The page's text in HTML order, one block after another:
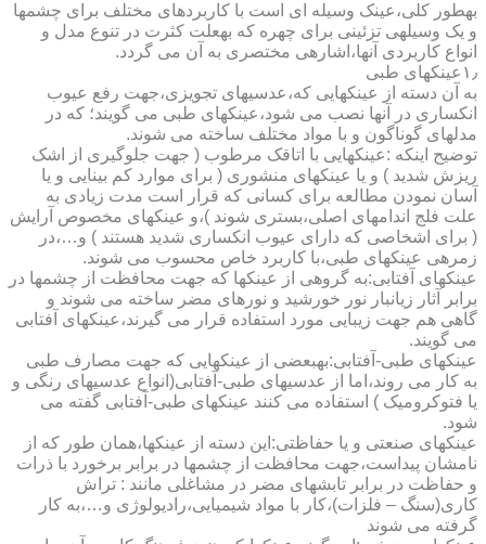
به­طور کلی،عینک وسیله ای است با کاربردهای مختلف برای چشمها
و یک وسیله­ی تزئینی برای چهره که به­علت کثرت در تنوع مدل و
انواع کاربردی آنها،اشاره­ی مختصری به آن می گردد.
۱٫عینکهای طبی
به آن دسته از عینکهایی که،عدسیهای تجویزی،جهت رفع عیوب
انکساری در آنها نصب می شود،عینکهای طبی می گویند؛ که در
مدلهای گوناگون و با مواد مختلف ساخته می شوند.
توضیح اینکه :عینکهایی با اتاقک مرطوب ( جهت جلوگیری از اشک
ریزش شدید ) و یا عینکهای منشوری ( برای موارد کم بینایی و یا
آسان نمودن مطالعه برای کسانی که قرار است مدت زیادی به
علت فلج اندامهای اصلی،بستری شوند )،و عینکهای مخصوص آرایش
( برای اشخاصی که دارای عیوب انکساری شدید هستند ) و…،در
زمره­ی عینکهای طبی،با کاربرد خاص محسوب می شوند.
عینکهای آفتابی:به گروهی از عینکها که جهت محافظت از چشمها در
برابر آثار زیانبار نور خورشید و نورهای مضر ساخته می شوند و
گاهی هم جهت زیبایی مورد استفاده قرار می گیرند،عینکهای آفتابی
می گویند.
عینکهای طبی-آفتابی:به­بعضی از عینکهایی که جهت مصارف طبی
به کار می روند،اما از عدسیهای طبی-آفتابی(انواع عدسیهای رنگی و
یا فتوکرومیک ) استفاده می کنند عینکهای طبی-آفتابی گفته می
شود.
عینکهای صنعتی و یا حفاظتی:این دسته از عینکها،همان طور که از
نامشان پیداست،جهت محافظت از چشمها در برابر برخورد با ذرات
و حفاظت در برابر تابشهای مضر در مشاغلی مانند : تراش
کاری(سنگ – فلزات)،کار با مواد شیمیایی،رادیولوژی و…،به کار
گرفته می شوند